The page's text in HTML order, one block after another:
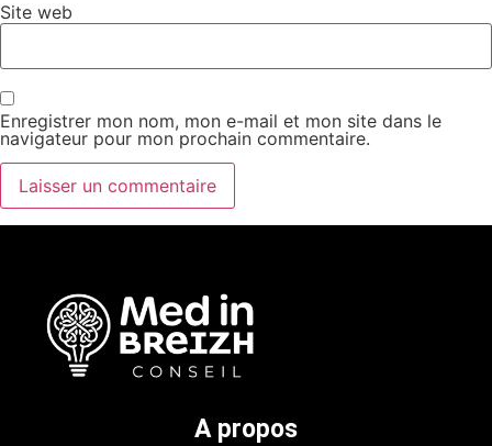
Site web
Enregistrer mon nom, mon e-mail et mon site dans le
navigateur pour mon prochain commentaire.
A propos